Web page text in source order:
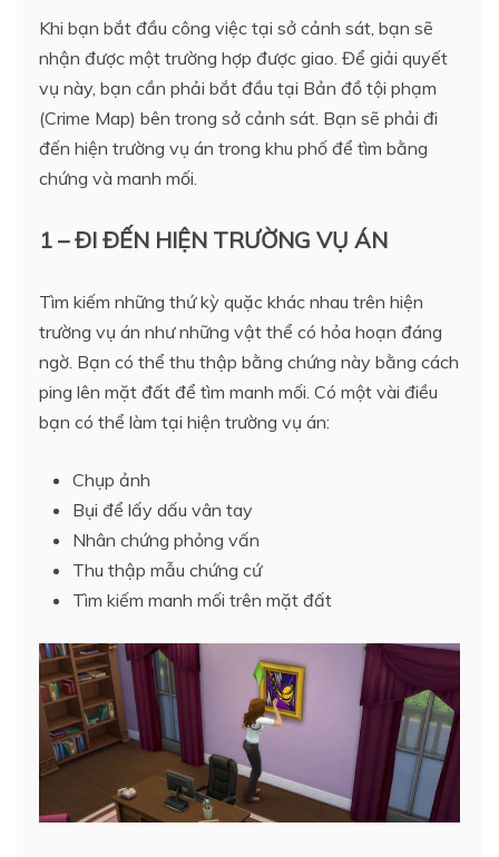
Khi bạn bắt đầu công việc tại sở cảnh sát, bạn sẽ
nhận được một trường hợp được giao. Để giải quyết
vụ này, bạn cần phải bắt đầu tại Bản đồ tội phạm
(Crime Map) bên trong sở cảnh sát. Bạn sẽ phải đi
đến hiện trường vụ án trong khu phố để tìm bằng
chứng và manh mối.
1 – ĐI ĐẾN HIỆN TRƯỜNG VỤ ÁN
Tìm kiếm những thứ kỳ quặc khác nhau trên hiện
trường vụ án như những vật thể có hỏa hoạn đáng
ngờ. Bạn có thể thu thập bằng chứng này bằng cách
ping lên mặt đất để tìm manh mối. Có một vài điều
bạn có thể làm tại hiện trường vụ án:
Chụp ảnh
Bụi để lấy dấu vân tay
Nhân chứng phỏng vấn
Thu thập mẫu chứng cứ
Tìm kiếm manh mối trên mặt đất